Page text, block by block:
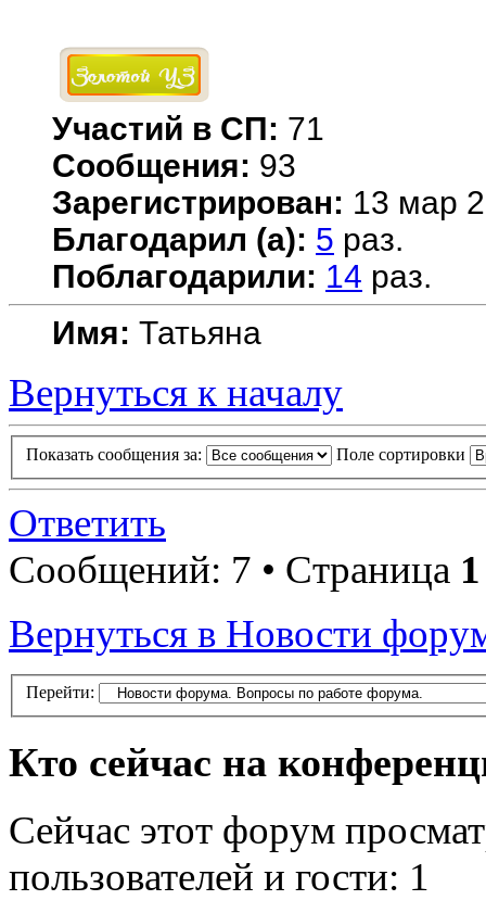
Участий в СП: 71
Сообщения: 93
Зарегистрирован: 13 мар
Благодарил (а): 5 раз.
Поблагодарили: 14 раз.
Имя: Татьяна
Вернуться к началу
Показать сообщения за: Поле сортировки
Ответить
Сообщений: 7 • Страница 1
Вернуться в Новости
Перейти:
Кто сейчас на
Сейчас этот форум
пользователей и гости: 1